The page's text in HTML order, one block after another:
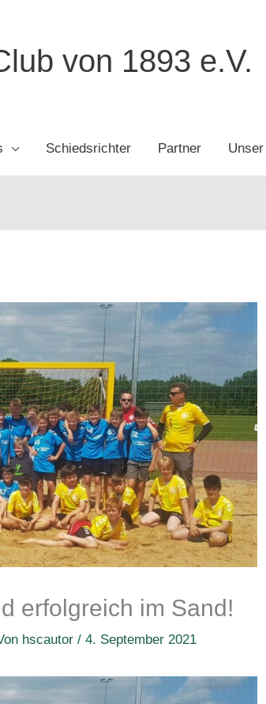
von 1893 e.V.
Schiedsrichter Partner
erfolgreich im Sand!
hscautor/4. September 2021